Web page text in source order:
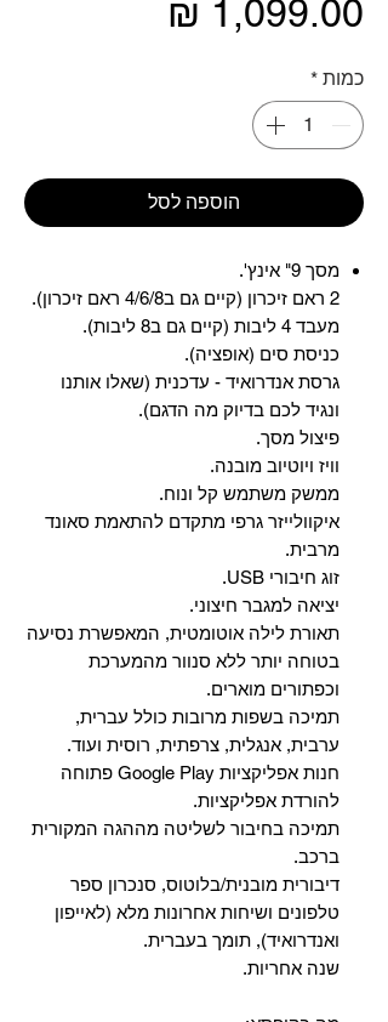
כמות *
הוספה לסל
מסך 9" אינץ'.
2 ראם זיכרון (קיים גם ב4/6/8 ראם זיכרון).
מעבד 4 ליבות (קיים גם ב8 ליבות).
כניסת סים (אופציה).
גרסת אנדרואיד - עדכנית (שאלו אותנו
ונגיד לכם בדיוק מה הדגם).
פיצול מסך.
וויז ויוטיוב מובנה.
ממשק משתמש קל ונוח.
איקוולייזר גרפי מתקדם להתאמת סאונד
מרבית.
זוג חיבורי USB.
יציאה למגבר חיצוני.
תאורת לילה אוטומטית, המאפשרת נסיעה
בטוחה יותר ללא סנוור מהמערכת
וכפתורים מוארים.
תמיכה בשפות מרובות כולל עברית,
ערבית, אנגלית, צרפתית, רוסית ועוד.
‏חנות אפליקציות Google Play פתוחה
להורדת אפליקציות.
‏תמיכה בחיבור לשליטה מההגה המקורית
ברכב.
‏דיבורית מובנית/בלוטוס, ‏סנכרון ספר
טלפונים ושיחות אחרונות מלא (לאייפון
ואנדרואיד), תומך בעברית.
שנה אחריות.